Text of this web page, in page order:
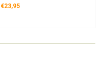
frondosa paddenstoel in een
€23,95